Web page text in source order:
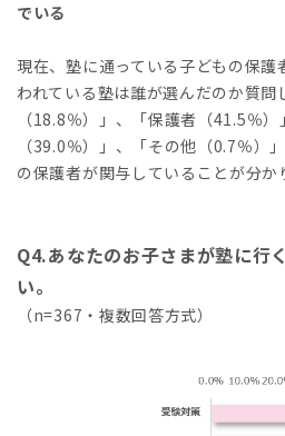
でいる
現在、塾に通っている子どもの保
われている塾は誰が選んだのか質問
（18.8％）」、「保護者（41.5％
（39.0％）」、「その他（0.7％）
の保護者が関与していることが分か
Q4.あなたのお子さまが塾に行
い。
（n=367・複数回答方式）